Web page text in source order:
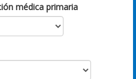
médica primaria